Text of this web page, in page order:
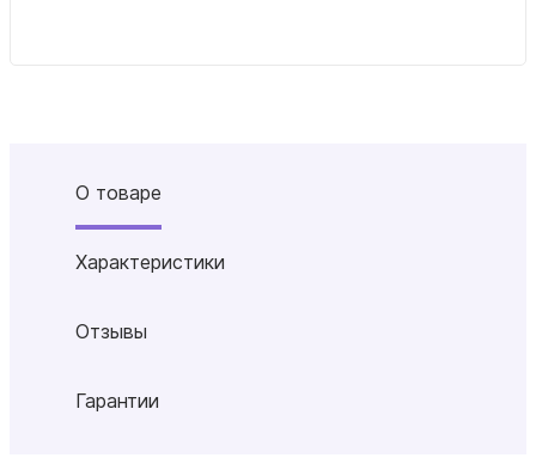
О товаре
Характеристики
Отзывы
Гарантии